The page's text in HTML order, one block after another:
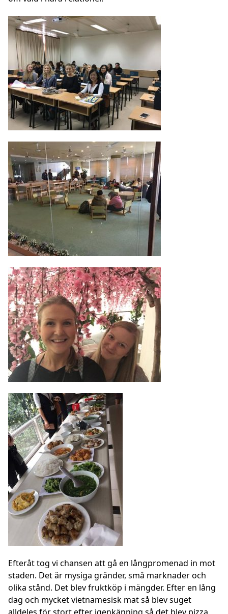
Efteråt tog vi chansen att gå en långpromenad in mot
staden. Det är mysiga gränder, små marknader och
olika stånd. Det blev fruktköp i mängder. Efter en lång
dag och mycket vietnamesisk mat så blev suget